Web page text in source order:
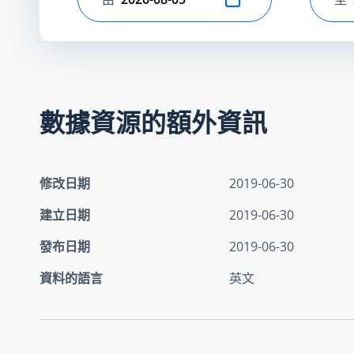
選擇開始日期 選
數據資源的額外資訊
修改日期
2019-06-30
建立日期
2019-06-30
發布日期
2019-06-30
資料的語言
英文